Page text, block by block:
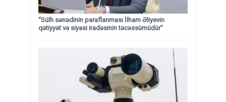
“Sülh sənədinin paraflanması İlham Əliyevin
qətiyyət və siyasi iradəsinin təcəssümüdür”